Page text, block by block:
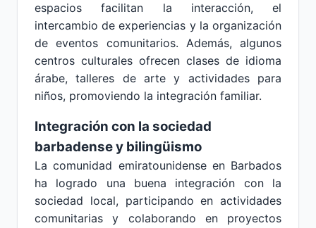
espacios facilitan la interacción, el
intercambio de experiencias y la organización
de eventos comunitarios. Además, algunos
centros culturales ofrecen clases de idioma
árabe, talleres de arte y actividades para
niños, promoviendo la integración familiar.
Integración con la sociedad
barbadense y bilingüismo
La comunidad emiratounidense en Barbados
ha logrado una buena integración con la
sociedad local, participando en actividades
comunitarias y colaborando en proyectos